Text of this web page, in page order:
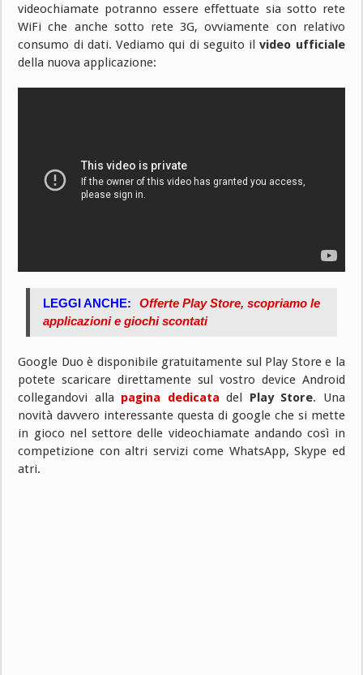
videochiamate potranno essere effettuate sia sotto rete
WiFi che anche sotto rete 3G, ovviamente con relativo
consumo di dati. Vediamo qui di seguito ilvideo ufficiale
della nuova applicazione:
LEGGI ANCHE:
Offerte Play Store, scopriamo le
applicazioni e giochi scontati
Google Duo è disponibile gratuitamente sul Play Store e la
potete scaricare direttamente sul vostro device Android
collegandovi alla pagina dedicata del Play Store. Una
novità davvero interessante questa di google che si mette
in gioco nel settore delle videochiamate andando così in
competizione con altri servizi come WhatsApp, Skype ed
atri.